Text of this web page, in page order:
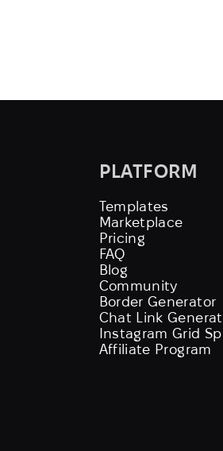
PLATFORM
Templates
Marketplace
Pricing
FAQ
Blog
Community
Border Generator
Chat Link
Instagram Grid
Affiliate Program